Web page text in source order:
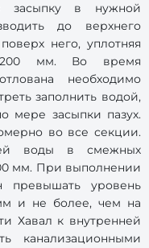
засыпку в нужной
до верхнего
него, уплотняя
200 мм. Во время
необходимо
заполнить водой,
мере засыпки пазух.
во все секции.
воды в смежных
мм. При выполнении
превышать уровень
и не более, чем на
Хавал к внутренней
канализационными